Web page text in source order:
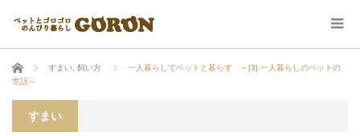
ホーム すまい 飼い方
一人暮らしでペットと暮らす ～[3].一人暮らしのペットの
世話～
すまい